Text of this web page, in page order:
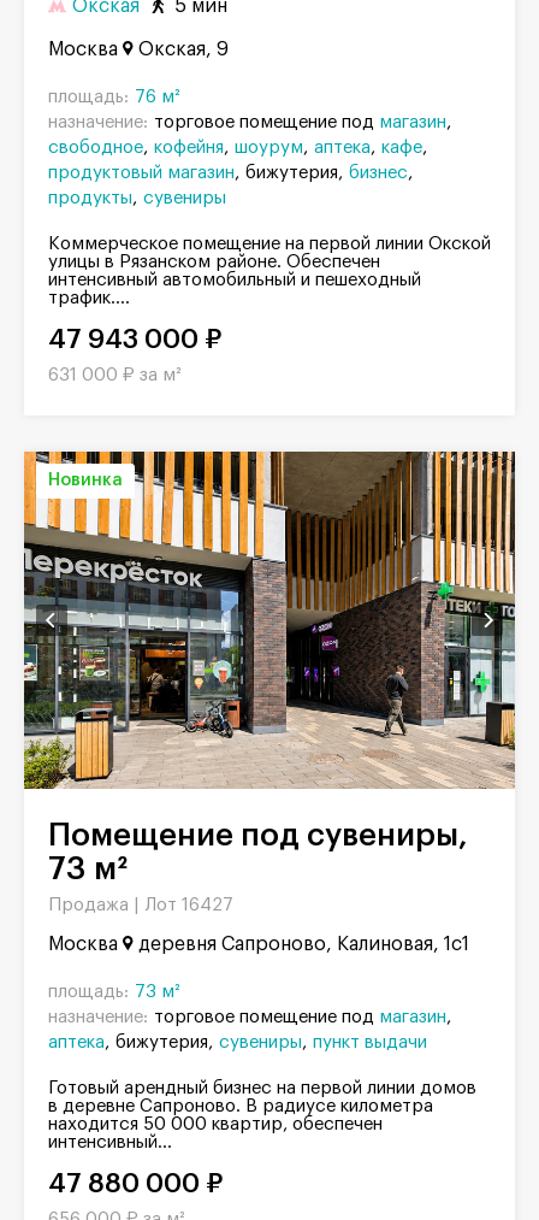
Окская 5 мин
Москва Окская, 9
площадь: 76 м²
назначение: торговое помещение под магазин
свободное кофейня шоурум аптека
кафе
продуктовый магазин
бижутерия
бизнес
продукты
сувениры
Коммерческое помещение на первой линии Окской
улицы в Рязанском районе. Обеспечен
интенсивный автомобильный и пешеходный
трафик....
47 943 000 ₽
631 000 ₽ за м²
Новинка
Помещение под сувениры,
73 м²
Продажа | Лот 16427
Москва деревня Сапроново, Калиновая, 1с1
площадь: 73 м²
назначение: торговое помещение под магазин
аптека
бижутерия сувениры пункт выдачи
Готовый арендный бизнес на первой линии домов
в деревне Сапроново. В радиусе километра
находится 50 000 квартир, обеспечен
интенсивный...
47 880 000 ₽